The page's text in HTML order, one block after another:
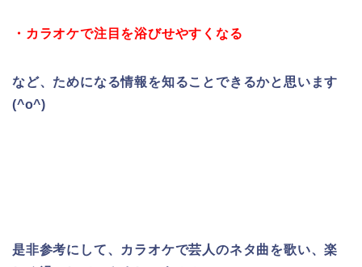
・カラオケで注目を浴びせやすくなる
など、ためになる情報を知ることできるかと思います
(^o^)
是非参考にして、カラオケで芸人のネタ曲を歌い、楽